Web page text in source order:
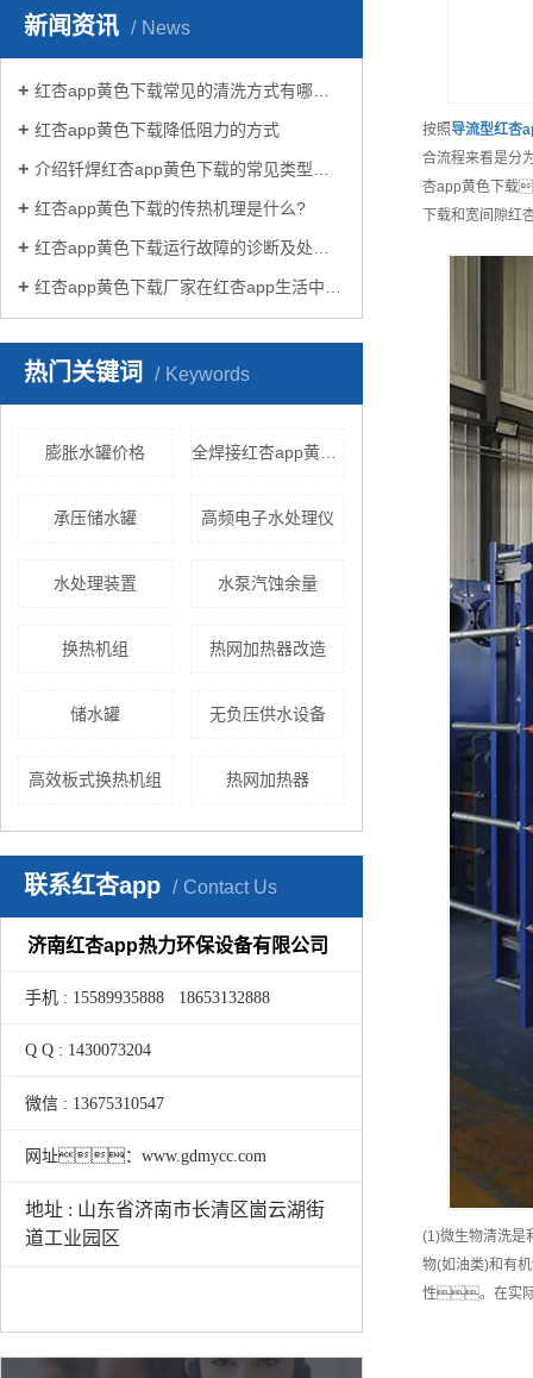
新闻资讯 News
红杏app黄色下载常见的清洗方式有哪些？
红杏app黄色下载降低阻力的方式
介绍钎焊红杏app黄色下载的常见类型有哪些
红杏app黄色下载的传热机理是什么?
红杏app黄色下载运行故障的诊断及处理方法
红杏app黄色下载厂家在红杏app生活中有哪些作用？
热门关键词 Keywords
膨胀水罐价格 全焊接红杏app黄色下载
承压储水罐 高频电子水处理仪
水处理装置 水泵汽蚀余量
换热机组 热网加热器改造
储水罐 无负压供水设备
高效板式换热机组 热网加热器
联系红杏app Contact Us
济南红杏app热力环保设备有限公司
手机 : 15589935888 18653132888
Q Q : 1430073204
微信 : 13675310547
网址：www.gdmycc.com
地址 : 山东省济南市长清区崮云湖街
道工业园区
按照导流型红杏
合流程来看是
杏app黄色下载
下载和宽间隙
(1)微生物清洗
物(如油类)和有
性。在实际